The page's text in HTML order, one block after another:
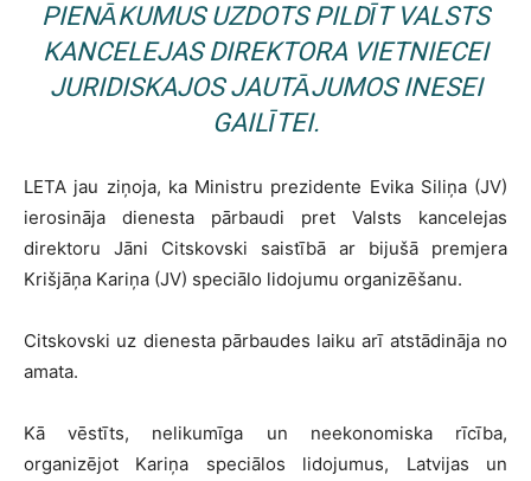
PIENĀKUMUS UZDOTS PILDĪT VALSTS
KANCELEJAS DIREKTORA VIETNIECEI
JURIDISKAJOS JAUTĀJUMOS INESEI
GAILĪTEI.
LETA jau ziņoja, ka Ministru prezidente Evika Siliņa (JV)
ierosināja dienesta pārbaudi pret Valsts kancelejas
direktoru Jāni Citskovski saistībā ar bijušā premjera
Krišjāņa Kariņa (JV) speciālo lidojumu organizēšanu.
Citskovski uz dienesta pārbaudes laiku arī atstādināja no
amata.
Kā vēstīts, nelikumīga un neekonomiska rīcība,
organizējot Kariņa speciālos lidojumus, Latvijas un